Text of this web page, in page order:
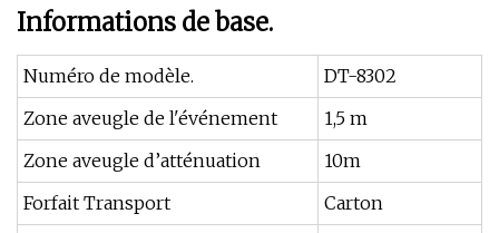
Informations de base.
Numéro de modèle.
DT-8302
Zone aveugle de l'événement
1,5 m
Zone aveugle d’atténuation
10m
Forfait Transport
Carton